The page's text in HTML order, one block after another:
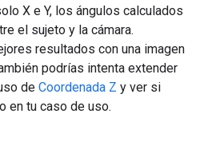
X e Y, los ángulos calculados
el sujeto y la cámara.
resultados con una imagen
podrías intenta extender
de Coordenada Z y ver si
en tu caso de uso.